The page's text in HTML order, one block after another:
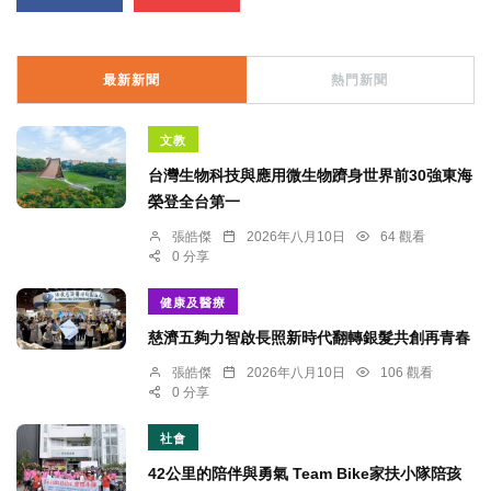
最新新聞 熱門新聞
文教
台灣生物科技與應用微生物躋身世界前30強東海
榮登全台第一
張皓傑 2026年八月10日
64 觀看
0 分享
健康及醫療
慈濟五夠力智啟長照新時代翻轉銀髮共創再青春
張皓傑 2026年八月10日
106 觀看
0 分享
社會
42公里的陪伴與勇氣 Team Bike家扶小隊陪孩